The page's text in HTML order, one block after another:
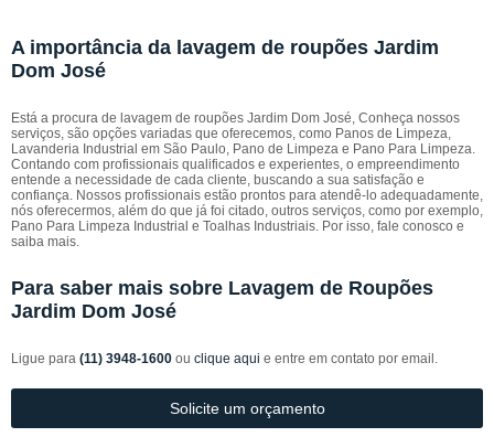
A importância da lavagem de roupões Jardim
Dom José
Está a procura de lavagem de roupões Jardim Dom José, Conheça nossos
serviços, são opções variadas que oferecemos, como Panos de Limpeza,
Lavanderia Industrial em São Paulo, Pano de Limpeza e Pano Para Limpeza.
Contando com profissionais qualificados e experientes, o empreendimento
entende a necessidade de cada cliente, buscando a sua satisfação e
confiança. Nossos profissionais estão prontos para atendê-lo adequadamente,
nós oferecermos, além do que já foi citado, outros serviços, como por exemplo,
Pano Para Limpeza Industrial e Toalhas Industriais. Por isso, fale conosco e
saiba mais.
Para saber mais sobre Lavagem de Roupões
Jardim Dom José
Ligue para (11) 3948-1600 ou clique aqui e entre em contato por email.
Solicite um orçamento